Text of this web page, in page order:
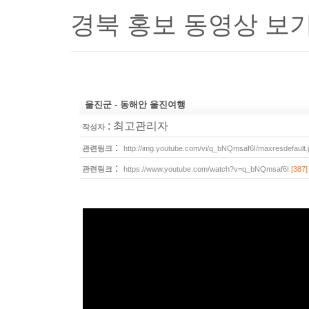
경북 홍보 동영상 보
울진군 - 동해안 울진여행
작성자: 최고관리자
관련링크 : http://img.youtube.com/vi/q_bNQmsaf6I/
관련링크 : https://www.youtube.com/watch?v=q_bNQmsaf6I [387]